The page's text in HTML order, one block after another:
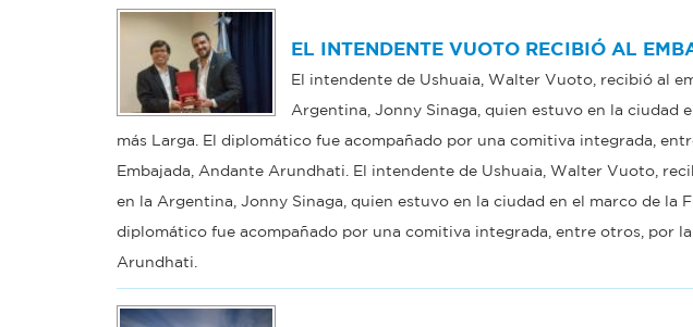
EL INTENDENTE VUOTO RECIBIÓ AL
El intendente de Ushuaia, Walter Vuoto, recibió al
Argentina, Jonny Sinaga, quien estuvo en la ciudad
más Larga. El diplomático fue acompañado por una comitiva integrada,
Embajada, Andante Arundhati. El intendente de Ushuaia, Walter Vuoto,
en la Argentina, Jonny Sinaga, quien estuvo en la ciudad en el marco de la
diplomático fue acompañado por una comitiva integrada, entre otros, por
Arundhati.